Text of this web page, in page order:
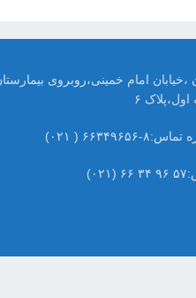
۶
۶۶۳۴۹۶۵۶ ( ۰۲۱)